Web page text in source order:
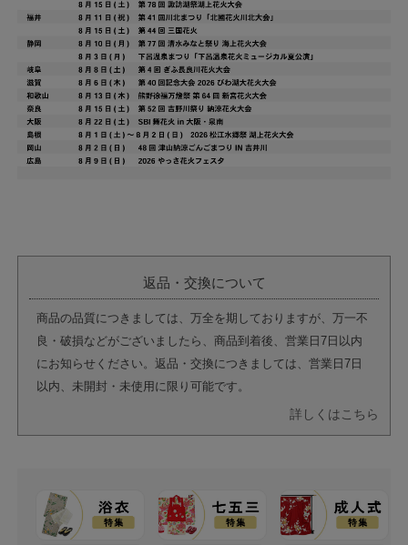
返品・交換について
商品の品質につきましては、万全を期しておりますが、万一不
良・破損などがございましたら、商品到着後、営業日7日以内
にお知らせください。返品・交換につきましては、営業日7日
以内、未開封・未使用に限り可能です。
詳しくはこちら